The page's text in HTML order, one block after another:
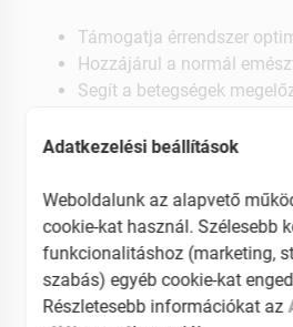
Támogatja érrendszer
Hozzájárul a normál
Segít a betegségek
EAN: 5999860512004
Adatkezelési beállítások
Weboldalunk az alapvető
cookie-kat használ. Szélesebb
funkcionalitáshoz (marketing,
szabás) egyéb cookie-kat
Részletesebb információkat az